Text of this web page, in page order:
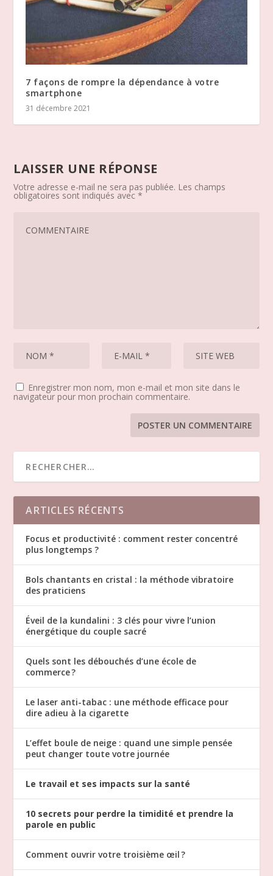
7 façons de rompre la dépendance à votre
smartphone
31 décembre 2021
LAISSER UNE RÉPONSE
Votre adresse e-mail ne sera pas publiée. Les champs
obligatoires sont indiqués avec*
Enregistrer mon nom, mon e-mail et mon site dans le
navigateur pour mon prochain commentaire.
ARTICLES RÉCENTS
Focus et productivité : comment rester concentré
plus longtemps ?
Bols chantants en cristal : la méthode vibratoire
des praticiens
Éveil de la kundalini : 3 clés pour vivre l’union
énergétique du couple sacré
Quels sont les débouchés d’une école de
commerce ?
Le laser anti-tabac : une méthode efficace pour
dire adieu à la cigarette
L’effet boule de neige : quand une simple pensée
peut changer toute votre journée
Le travail et ses impacts sur la santé
10 secrets pour perdre la timidité et prendre la
parole en public
Comment ouvrir votre troisième œil ?